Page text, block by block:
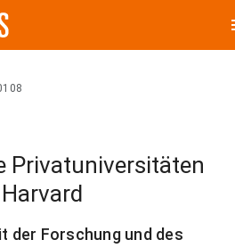
Privatuniversitäten
der Forschung und des